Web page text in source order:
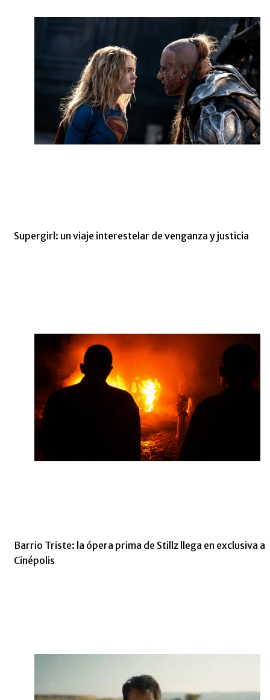
Supergirl: un viaje interestelar de venganza y justicia
Barrio Triste: la ópera prima de Stillz llega en exclusiva a
Cinépolis